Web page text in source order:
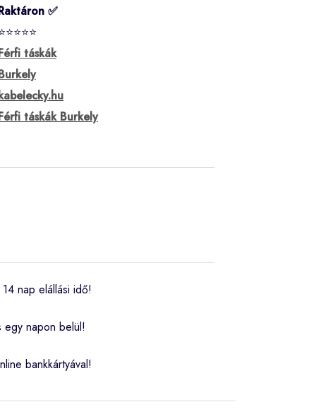
✅
táskák
táskák Burkely
nap elállási idő!
egy napon belül!
bankkártyával!